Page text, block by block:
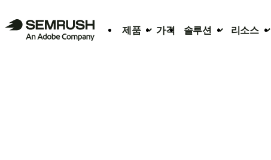
제품 가격 솔루션 리소스